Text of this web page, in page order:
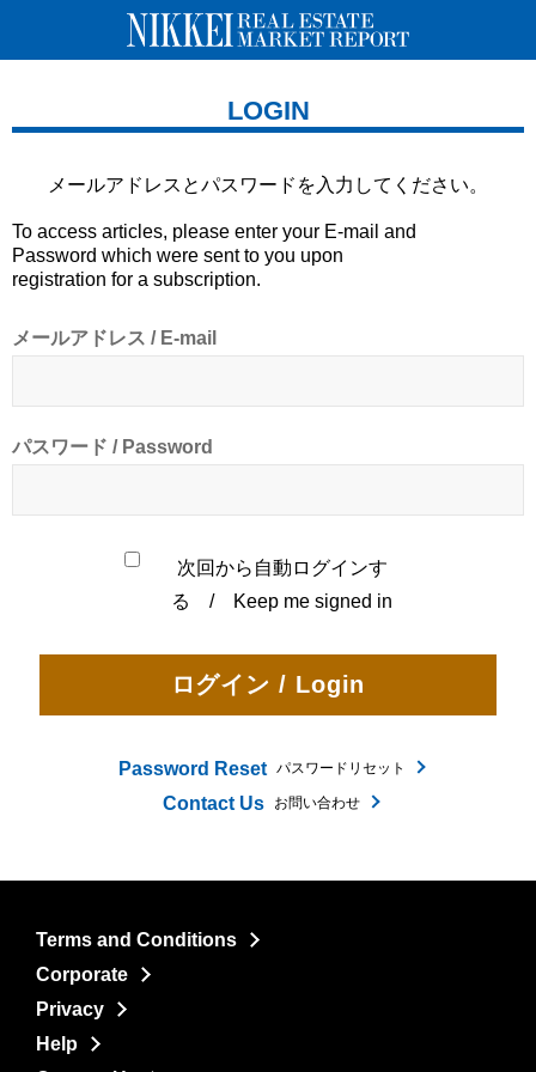
LOGIN
メールアドレスとパスワードを 入力してください。
To access articles, please enter your E-mail and
Password which were sent to you upon
registration for a subscription.
メールアドレス / E-mail
パスワード / Password
次回から自動ログインす
る / Keep me signed in
Password Reset パスワードリセット
Contact Us お問い合わせ
Terms and Conditions
Corporate
Privacy
Help